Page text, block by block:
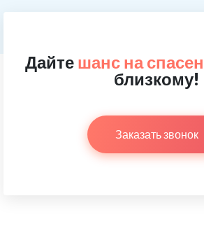
Дайте шанс на
близкому!
Заказать звонок